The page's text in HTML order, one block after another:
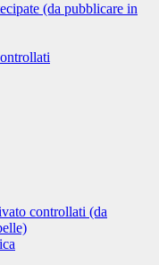
(da pubblicare in
controllati (da